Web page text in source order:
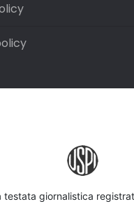
testata giornalistica